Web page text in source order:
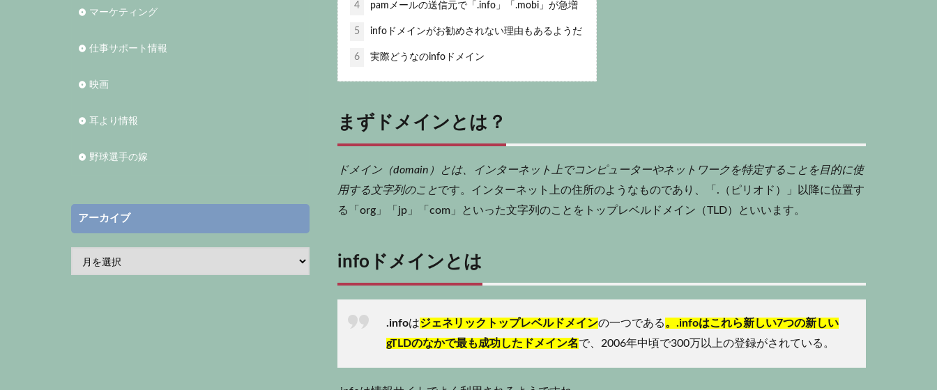
4 pamメールの送信元で「.info」「.mobi」が急増
5 infoドメインがお勧めされない理由もあるようだ
6 実際どうなのinfoドメイン
まずドメインとは？
ドメイン（domain）とは、 インターネット上でコンピューターやネットワークを特定することを目的に使
用する文字列のことです。 インターネット 上の住所のようなものであり、「.（ピリオド）」以降に位置す
る「org」「jp」「com」といった文字列のことをトップレベル ドメイン （TLD）といいます。
infoドメインとは
.infoはジェネリックトップレベルドメインの一つである。.infoはこれら新しい7つの新しい
gTLDのなかで最も成功したドメイン名で、2006年中頃で300万以上の登録がされている。
マーケティング
仕事サポート情報
映画
耳より情報
野球選手の嫁
アーカイブ